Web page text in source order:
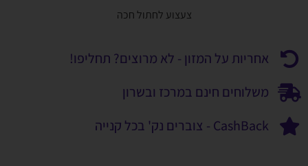
צעצוע לחתול חכה
אחריות על המזון - לא מרוצים? תחליפו!
משלוחים חינם במרכז ובשרון
CashBack - צוברים נק' בכל קנייה